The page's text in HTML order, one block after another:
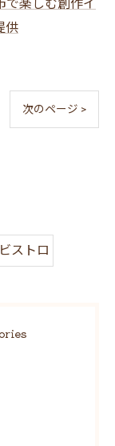
で楽しむ創作イ
供
次のページ >
ストロ